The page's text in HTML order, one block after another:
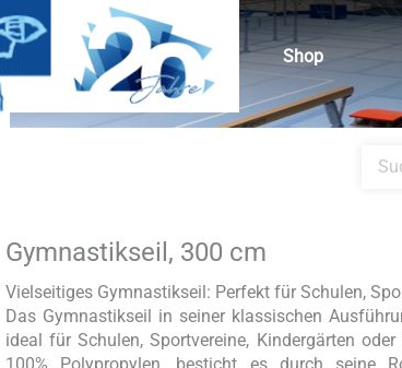
Shop
Gymnastikseil, 300 cm
Vielseitiges Gymnastikseil: Perfekt für Schulen,
Das Gymnastikseil in seiner klassischen
ideal für Schulen, Sportvereine, Kindergärten
Gymnastikseil,
300
cm
Menge